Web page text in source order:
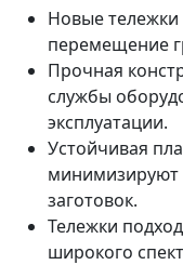
Новые тележки
перемещение
Прочная
службы
эксплуатации.
Устойчивая
минимизируют
заготовок.
Тележки
широкого